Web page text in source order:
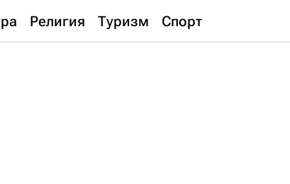
Религия Туризм Спорт